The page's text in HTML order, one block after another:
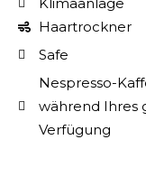
Klimaanlage
Haartrockner
Safe
Nespresso-
während Ihres
Verfügung